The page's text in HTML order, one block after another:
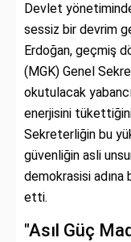
Devlet
sessiz bir devrim
Erdoğan, geçmiş
(MGK) Genel
okutulacak
enerjisini
Sekreterliğin bu
güvenliğin asli
demokrasisi adına
etti.
"Asıl Güç